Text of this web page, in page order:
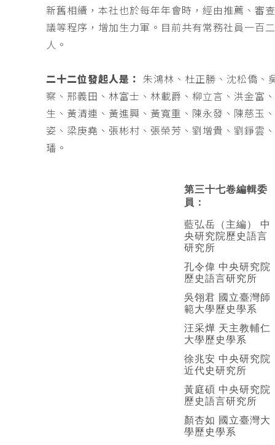
新舊相續，本社也於每年年會時，經由推薦、審
議等程序，增加生力軍。目前共有常務社員一百
人。
二十二位發起人是：
朱鴻林、杜正勝、沈松僑、
察、邢義田、林富士、林載爵、柳立言、洪金富
生、黃清連、黃進興、黃寬重、陳永發、陳慈玉
姿、梁庚堯、張彬村、張榮芳、劉增貴、劉錚雲
璠。
第三十七卷編輯委
員：
藍弘岳（主編） 中
央研究院歷史語言
研究所
孔令偉 中央研究院
歷史語言研究所
吳翎君 國立臺灣師
範大學歷史學系
汪采燁 天主教輔仁
大學歷史學系
徐兆安 中央研究院
近代史研究所
黃庭碩 中央研究院
歷史語言研究所
顏杏如 國立臺灣大
學歷史學系